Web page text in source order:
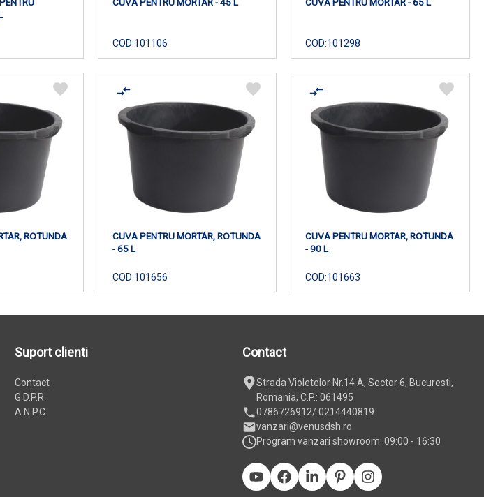
COD:101106 COD:101298
ROTUNDA
CUVA PENTRU MORTAR, ROTUNDA
- 65 L
COD:101656
CUVA PENTRU MORTAR, ROTUNDA
- 90 L
COD:101663
Suport clienti
Contact
G.D.P.R.
A.N.P.C.
Contact
Strada Violetelor Nr.14 A, Sector 6, Bucuresti,
Romania, C.P.: 061495
0786726912/ 0214440819
vanzari@venusdsh.ro
Program vanzari showroom: 09:00 - 16:30